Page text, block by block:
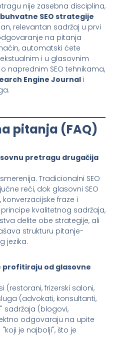
nije zasebna disciplina,
SEO strategije
relevantan sadržaj u prvi
na pitanja
automatski ćete
i u glasovnim
naprednim SEO tehnikama,
Engine Journal i
pitanja (FAQ)
pretragu drugačija
Tradicionalni SEO
reči, dok glasovni SEO
fraze i
kvalitetnog sadržaja,
delite obe strategije, ali
strukturu pitanje-
jezika.
profitiraju od glasovne
(restorani, frizerski saloni,
(advokati, konsultanti,
sadržaja (blogovi,
odgovaraju na upite
je najbolji", što je